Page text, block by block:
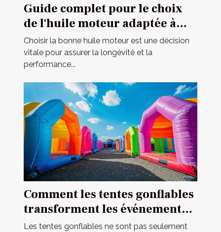
Guide complet pour le choix
de l'huile moteur adaptée à
votre véhicule
Choisir la bonne huile moteur est une décision
vitale pour assurer la longévité et la
performance...
Comment les tentes gonflables
transforment les événements
en spectacles
Les tentes gonflables ne sont pas seulement